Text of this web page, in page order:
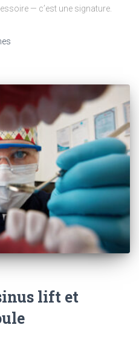
— c’est une signature.
lift et